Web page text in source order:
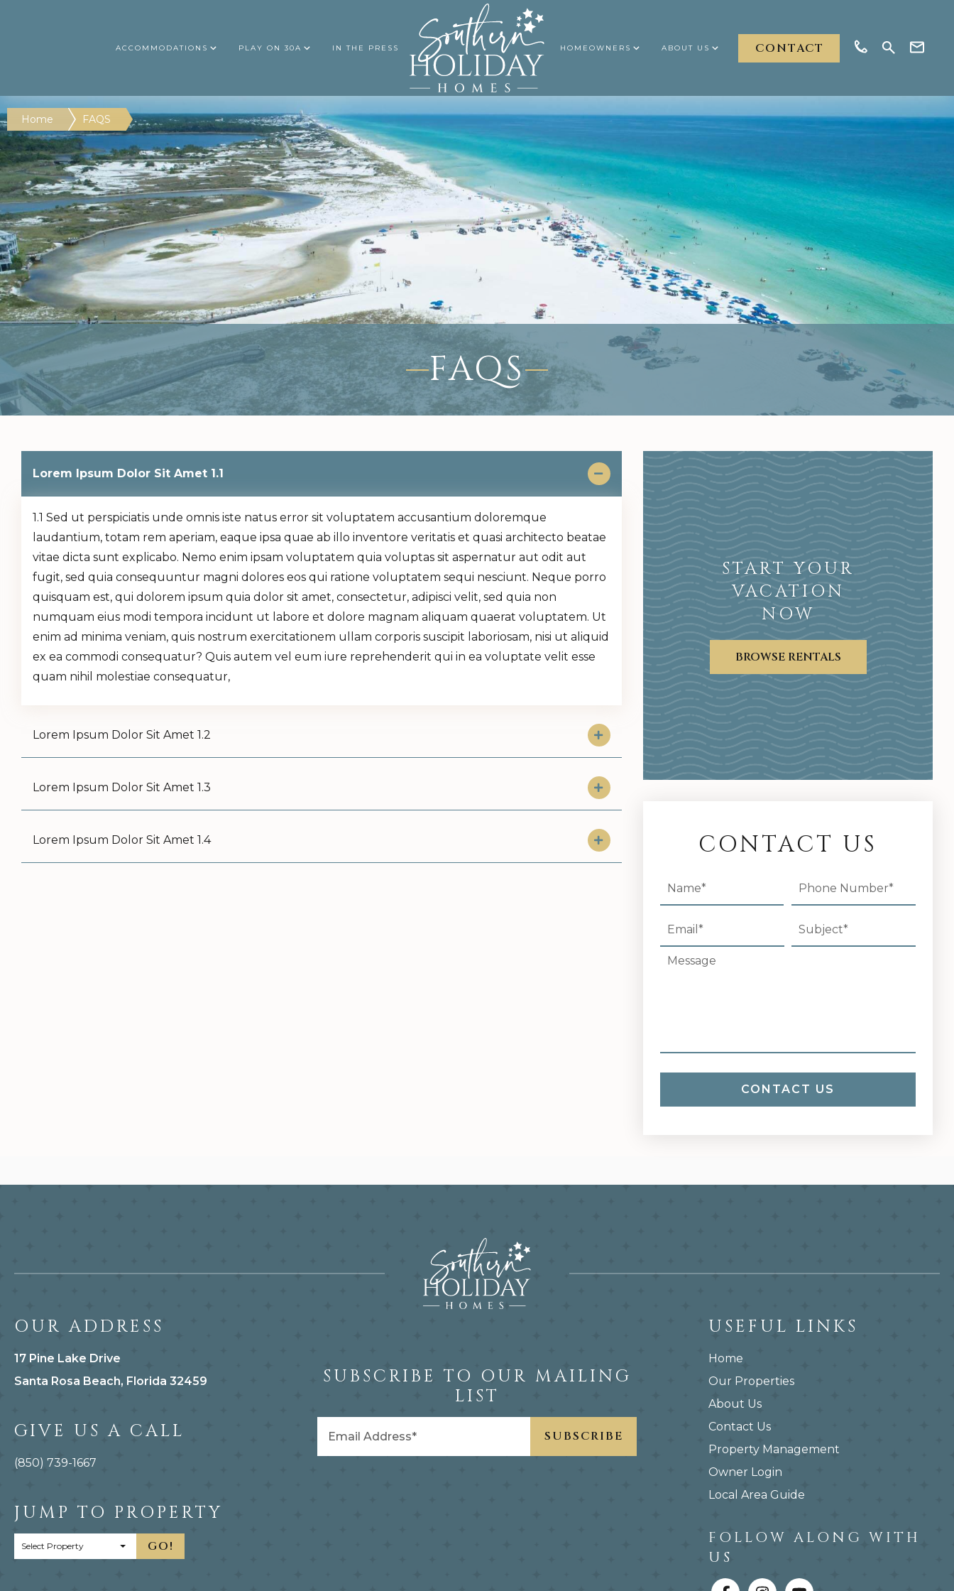
ACCOMMODATIONS PLAY ON 30A IN THE PRESS HOMEOWNERS ABOUT US CONTACT
FAQS
Home FAQS
Lorem Ipsum Dolor Sit Amet 1.1
1.1 Sed ut perspiciatis unde omnis iste natus error sit voluptatem accusantium doloremque
laudantium, totam rem aperiam, eaque ipsa quae ab illo inventore veritatis et quasi architecto beatae
vitae dicta sunt explicabo. Nemo enim ipsam voluptatem quia voluptas sit aspernatur aut odit aut
fugit, sed quia consequuntur magni dolores eos qui ratione voluptatem sequi nesciunt. Neque porro
quisquam est, qui dolorem ipsum quia dolor sit amet, consectetur, adipisci velit, sed quia non
numquam eius modi tempora incidunt ut labore et dolore magnam aliquam quaerat voluptatem. Ut
enim ad minima veniam, quis nostrum exercitationem ullam corporis suscipit laboriosam, nisi ut aliquid
ex ea commodi consequatur? Quis autem vel eum iure reprehenderit qui in ea voluptate velit esse
quam nihil molestiae consequatur,
Lorem Ipsum Dolor Sit Amet 1.2
Lorem Ipsum Dolor Sit Amet 1.3
Lorem Ipsum Dolor Sit Amet 1.4
START YOUR
VACATION
NOW
BROWSE RENTALS
CONTACT US
OUR ADDRESS
17 Pine Lake Drive
Santa Rosa Beach, Florida 32459
GIVE US A CALL
(850) 739-1667
JUMP TO PROPERTY
GO!
SUBSCRIBE TO OUR MAILING
LIST
USEFUL LINKS
Home
Our Properties
About Us
Contact Us
Property Management
Owner Login
Local Area Guide
FOLLOW ALONG WITH
US